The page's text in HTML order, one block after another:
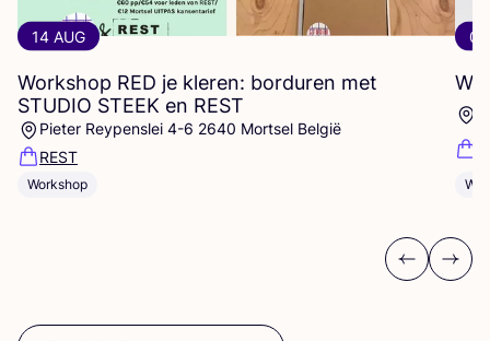
14 AUG
Workshop RED je kleren: borduren met
STUDIO STEEK en REST
Pieter Reypenslei 4-6 2640 Mortsel België
REST
Workshop
07
Previous
Next